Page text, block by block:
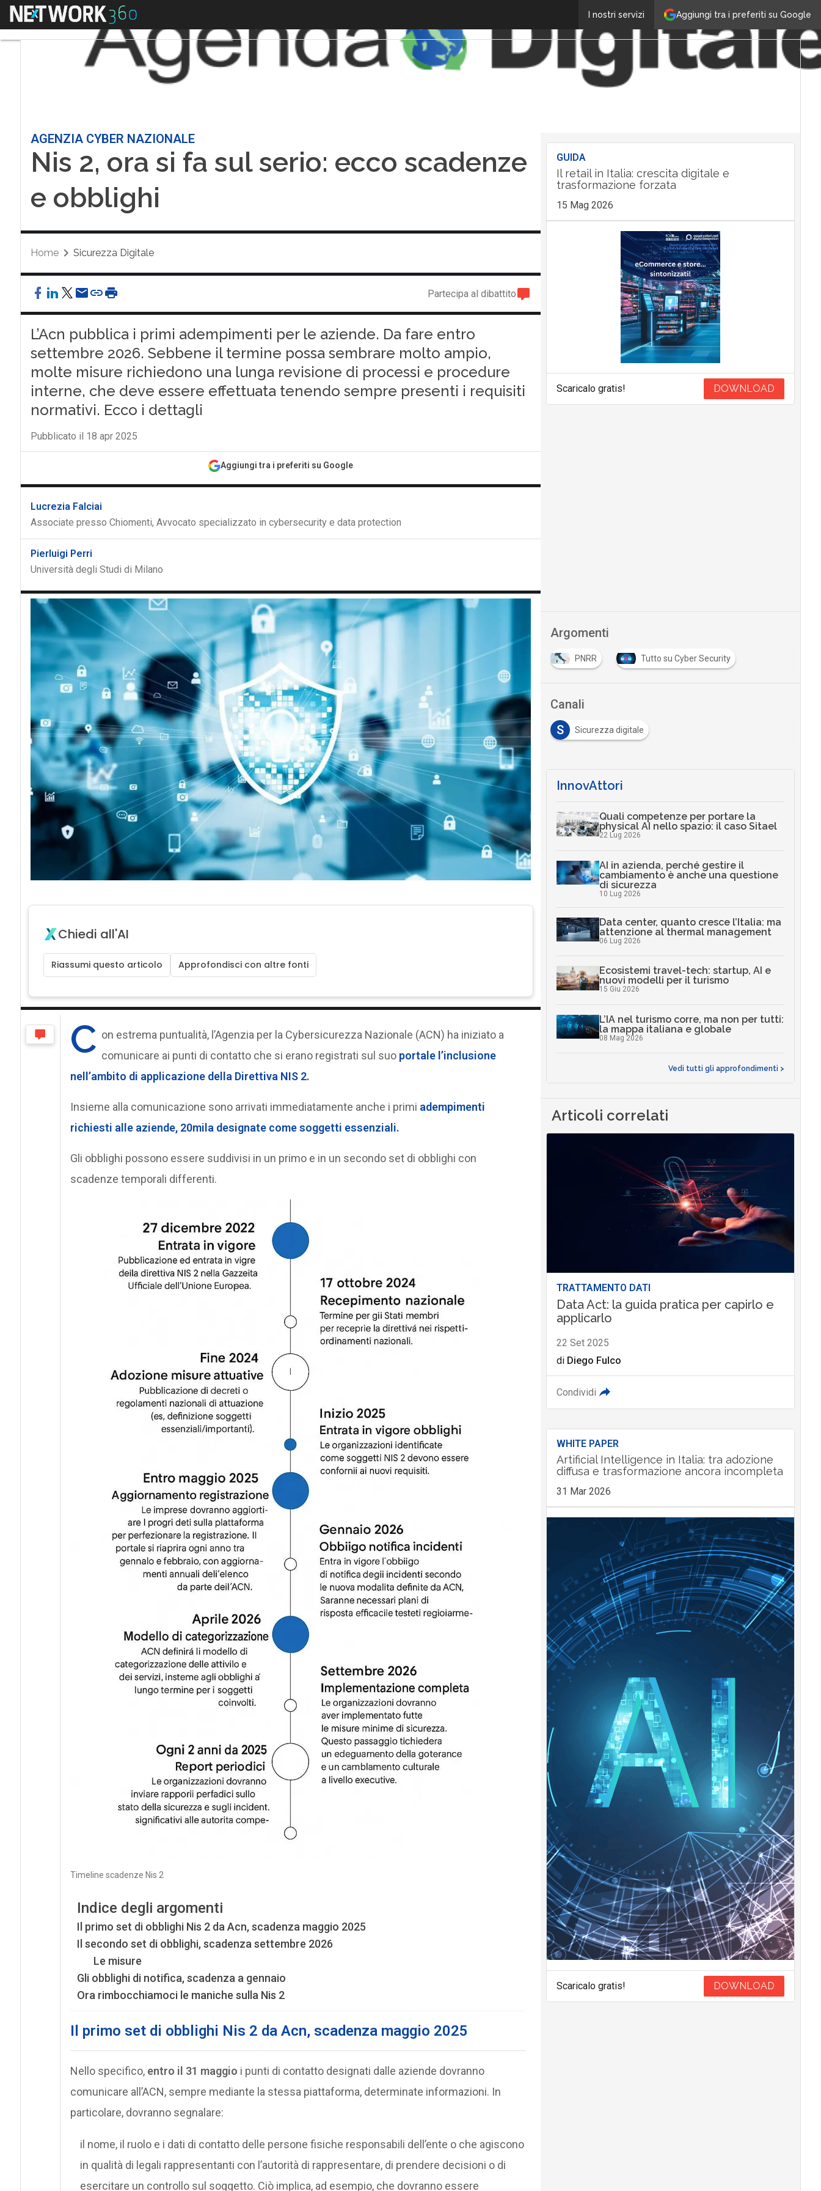
Aggiungi tra i preferiti su Google
I nostri servizi
Menu
AGENZIA CYBER NAZIONALE
Nis 2, ora si fa sul serio: ecco scadenze
e obblighi
Home Sicurezza Digitale
Partecipa al dibattito
L’Acn pubblica i primi adempimenti per le aziende. Da fare entro
settembre 2026. Sebbene il termine possa sembrare molto ampio,
molte misure richiedono una lunga revisione di processi e procedure
interne, che deve essere effettuata tenendo sempre presenti i requisiti
normativi. Ecco i dettagli
Pubblicato il 18 apr 2025
Aggiungi tra i preferiti su Google
Lucrezia Falciai
Associate presso Chiomenti, Avvocato specializzato in cybersecurity e data protection
Pierluigi Perri
Università degli Studi di Milano
Chiedi all'AI
Riassumi questo articolo Approfondisci con altre fonti
C on estrema puntualità, l’Agenzia per la Cybersicurezza Nazionale (ACN) ha iniziato a
comunicare ai punti di contatto che si erano registrati sul suo portale l’inclusione
nell’ambito di applicazione della Direttiva NIS 2.
Insieme alla comunicazione sono arrivati immediatamente anche i primi adempimenti
richiesti alle aziende, 20mila designate come soggetti essenziali.
Gli obblighi possono essere suddivisi in un primo e in un secondo set di obblighi con
scadenze temporali differenti.
Timeline scadenze Nis 2
Indice degli argomenti
Il primo set di obblighi Nis 2 da Acn, scadenza maggio 2025
Il secondo set di obblighi, scadenza settembre 2026
Le misure
Gli obblighi di notifica, scadenza a gennaio
Ora rimbocchiamoci le maniche sulla Nis 2
Il primo set di obblighi Nis 2 da Acn, scadenza maggio 2025
Nello specifico, entro il 31 maggio i punti di contatto designati dalle aziende dovranno
comunicare all’ACN, sempre mediante la stessa piattaforma, determinate informazioni. In
particolare, dovranno segnalare:
il nome, il ruolo e i dati di contatto delle persone fisiche responsabili dell’ente o che agiscono
in qualità di legali rappresentanti con l’autorità di rappresentare, di prendere decisioni o di
esercitare un controllo sul soggetto. Ciò implica, ad esempio, che dovranno essere
GUIDA
Il retail in Italia: crescita digitale e
trasformazione forzata
15 Mag 2026
Scaricalo gratis! DOWNLOAD
Argomenti
PNRR Tutto su Cyber Security
Canali
S
Sicurezza digitale
InnovAttori
Quali competenze per portare la
physical AI nello spazio: il caso Sitael
22 Lug 2026
AI in azienda, perché gestire il
cambiamento è anche una questione
di sicurezza
10 Lug 2026
Data center, quanto cresce l’Italia: ma
attenzione al thermal management
06 Lug 2026
Ecosistemi travel-tech: startup, AI e
nuovi modelli per il turismo
15 Giu 2026
L’IA nel turismo corre, ma non per tutti:
la mappa italiana e globale
08 Mag 2026
Vedi tutti gli approfondimenti >
Articoli correlati
TRATTAMENTO DATI
Data Act: la guida pratica per capirlo e
applicarlo
22 Set 2025
di Diego Fulco
Condividi
WHITE PAPER
Artificial Intelligence in Italia: tra adozione
diffusa e trasformazione ancora incompleta
31 Mar 2026
Scaricalo gratis! DOWNLOAD